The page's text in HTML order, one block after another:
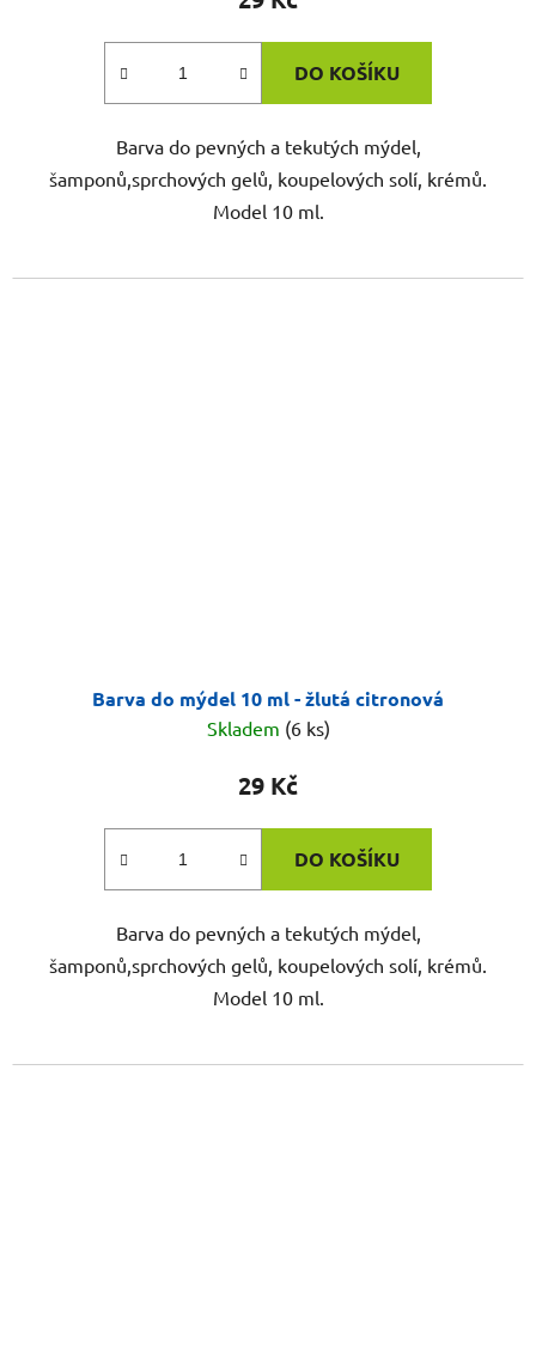
DO KOŠÍKU
Barva do pevných a tekutých mýdel,
šamponů,sprchových gelů, koupelových solí, krémů.
Model 10 ml.
Barva do mýdel 10 ml - žlutá citronová
Skladem (6 ks)
29 Kč
DO KOŠÍKU
Barva do pevných a tekutých mýdel,
šamponů,sprchových gelů, koupelových solí, krémů.
Model 10 ml.